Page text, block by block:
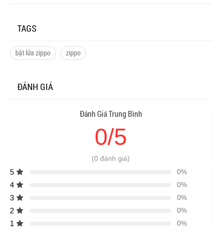
TAGS
bật lửa zippo zippo
ĐÁNH GIÁ
Đánh Giá Trung Bình
0/5
(0 đánh giá)
5 0%
4 0%
3 0%
2 0%
1 0%